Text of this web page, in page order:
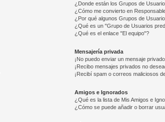
¿Donde están los Grupos de
¿Cómo me convierto en
¿Por qué algunos Grupos de
¿Qué es un "Grupo de Usuarios
¿Qué es el enlace "El equipo"?
Mensajería privada
¡No puedo enviar un mensaje
¡Recibo mensajes privados no
¡Recibí spam o correos maliciosos
Amigos e Ignorados
¿Qué es la lista de Mis Amigos e
¿Cómo se puede añadir o borrar